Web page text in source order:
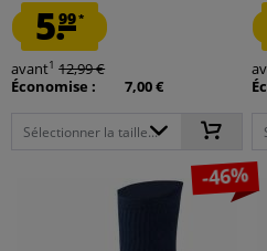
5.99*
avant1 12,99 €
Économise :
7,00 €
Sélectionner la taille...
-46%